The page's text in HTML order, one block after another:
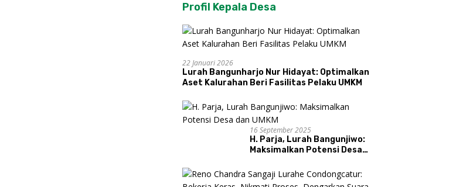
Profil Kepala Desa
22 Januari 2026
Lurah Bangunharjo Nur Hidayat: Optimalkan
Aset Kalurahan Beri Fasilitas Pelaku UMKM
16 September 2025
H. Parja, Lurah Bangunjiwo:
Maksimalkan Potensi Desa